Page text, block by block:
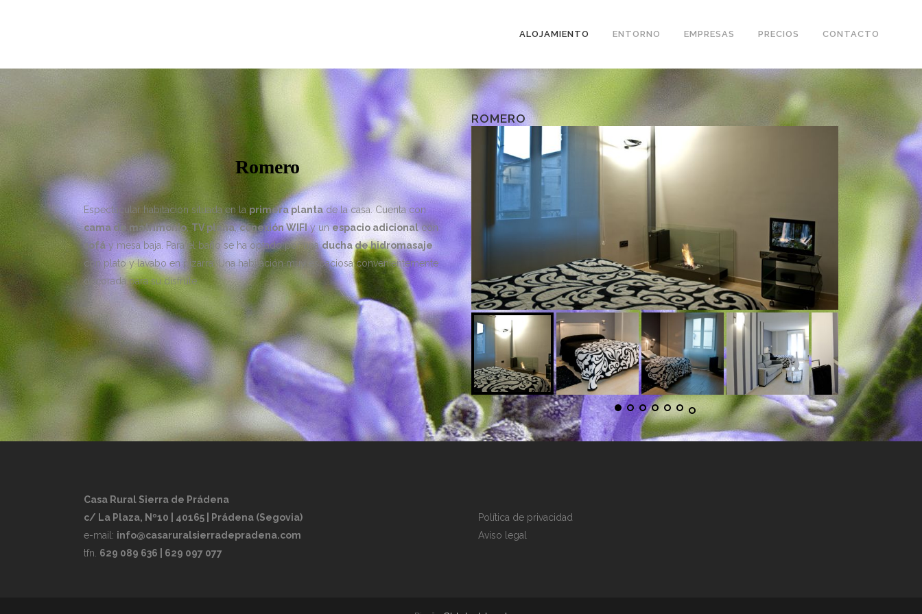
ALOJAMIENTO ENTORNO EMPRESAS PRECIOS CONTACTO
Romero
Espectacular habitación situada en laprimera plantade la casa. Cuenta con
cama de matrimonio TV plana,conexión WIFIy unespacio adicionalcon
sofá y mesa baja. Para el baño se ha optado por unaducha de hidromasaje
con plato y lavabo en pizarra. Una habitación muy espaciosa convenientemente
decorada para su disfrute.
ROMERO
Casa Rural Sierra de Prádena
c/ La Plaza, Nº10 | 40165 | Prádena (Segovia)
e-mail: info@casaruralsierradepradena.com
tfn. 629 089 636 | 629 097 077
Política de privacidad
Aviso legal